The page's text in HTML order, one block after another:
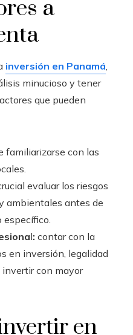
a
inversión en Panamá,
minucioso y tener
que pueden
familiarizarse con las
evaluar los riesgos
ambientales antes de
específico.
l: contar con la
en inversión, legalidad
con mayor
en